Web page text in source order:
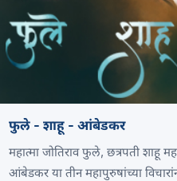
फुले - शाहू - आंबेडकर
महात्मा जोतिराव फुले, छत्रपती शाहू
आंबेडकर या तीन महापुरुषांच्या